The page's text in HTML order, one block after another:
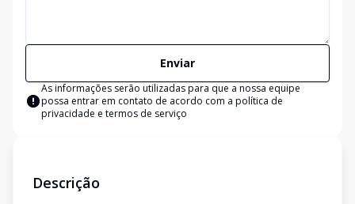
Enviar
As informações serão utilizadas para que a nossa equipe
possa entrar em contato de acordo com a política de
privacidade e termos de serviço
Descrição